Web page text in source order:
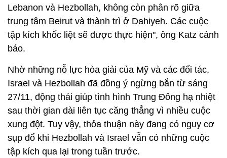
Lebanon và Hezbollah, không còn phân rõ giữa
trung tâm Beirut và thành trì ở Dahiyeh. Các cuộc
tập kích khốc liệt sẽ được thực hiện", ông Katz cảnh
báo.
Nhờ những nỗ lực hòa giải của Mỹ và các đối tác,
Israel và Hezbollah đã đồng ý ngừng bắn từ sáng
27/11, động thái giúp tình hình Trung Đông hạ nhiệt
sau thời gian dài liên tục căng thẳng vì nhiều cuộc
xung đột. Tuy vậy, thỏa thuận này đang có nguy cơ
sụp đổ khi Hezbollah và Israel vẫn có những cuộc
tập kích qua lại trong tuần trước.